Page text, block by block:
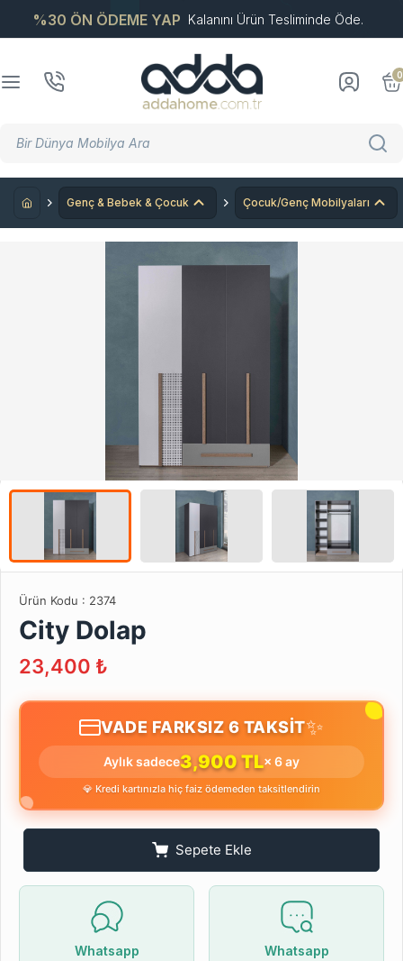
%30 ÖN ÖDEME YAP Kalanını Ürün Tesliminde Öde.
0
Genç & Bebek & Çocuk Çocuk/Genç Mobilyaları
Ürün Kodu : 2374
City Dolap
23,400 ₺
VADE FARKSIZ 6 TAKSİT✨
Aylık sadece3,900 TL× 6 ay
💎 Kredi kartınızla hiç faiz ödemeden taksitlendirin
Sepete Ekle
Whatsapp
Whatsapp